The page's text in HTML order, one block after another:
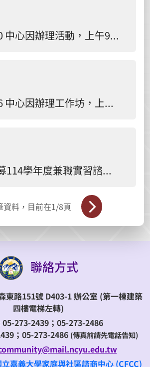
114/05/10 中心因辦理活動，上午9點至下午4點休息(已預約諮商者不受影響)
114/04/26 中心因辦理工作坊，上午9點至下午4點暫時休息(已預約諮商者不受影響)
本中心招募114學年度兼職實習諮商心理師-錄取公告
資料，目前在1/8頁
聯絡方式
東路151號 D403-1 辦公室 (第一棟建築
四樓電梯左轉)
05-273-2439；05-273-2486
；05-273-2486 (傳真前請先電話告知)
立嘉義大學家庭與社區諮商中心 (CFCC)